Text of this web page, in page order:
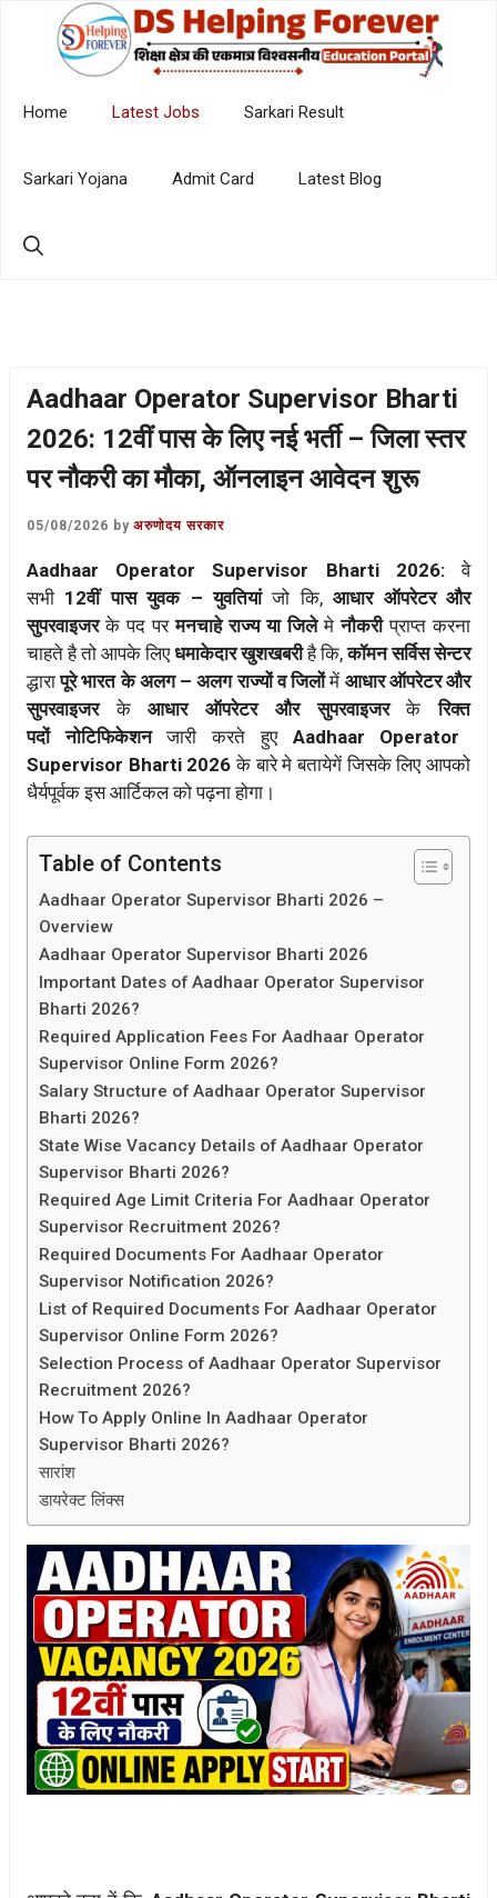
Home Latest Jobs Sarkari Result
Sarkari Yojana Admit Card Latest Blog
Aadhaar Operator Supervisor Bharti
2026: 12वीं पास के लिए नई भर्ती – जिला स्तर
पर नौकरी का मौका, ऑनलाइन आवेदन शुरू
05/08/2026 byअरुणोदय सरकार
Aadhaar Operator Supervisor Bharti 2026:वे
सभी 12वीं पास युवक – युवतियांजो कि,आधार ऑपरेटर और
सुपरवाइजरके पद परमनचाहे राज्य या जिलेमेनौकरीप्राप्त करना
चाहते है तो आपके लिएधमाकेदारखुशखबरीहै कि,कॉमन सर्विस सेन्टर
द्धारापूरे भारत के अलग – अलग राज्यों व जिलोंमें आधार ऑपरेटर और
सुपरवाइजरकेआधार ऑपरेटर और सुपरवाइजरकेरिक्त
पदों
नोटिफिकेशनजारी करते हुए Aadhaar Operator
Supervisor Bharti 2026 के बारे मे बतायेगें जिसके लिए आपको
धैर्यपूर्वक इस आर्टिकल को पढ़ना होगा।
Table of Contents
Aadhaar Operator Supervisor Bharti 2026 –
Overview
Aadhaar Operator Supervisor Bharti 2026
Important Dates of Aadhaar Operator Supervisor
Bharti 2026?
Required Application Fees For Aadhaar Operator
Supervisor Online Form 2026?
Salary Structure of Aadhaar Operator Supervisor
Bharti 2026?
State Wise Vacancy Details of Aadhaar Operator
Supervisor Bharti 2026?
Required Age Limit Criteria For Aadhaar Operator
Supervisor Recruitment 2026?
Required Documents For Aadhaar Operator
Supervisor Notification 2026?
List of Required Documents For Aadhaar Operator
Supervisor Online Form 2026?
Selection Process of Aadhaar Operator Supervisor
Recruitment 2026?
How To Apply Online In Aadhaar Operator
Supervisor Bharti 2026?
सारांश
डायरेक्ट लिंक्स